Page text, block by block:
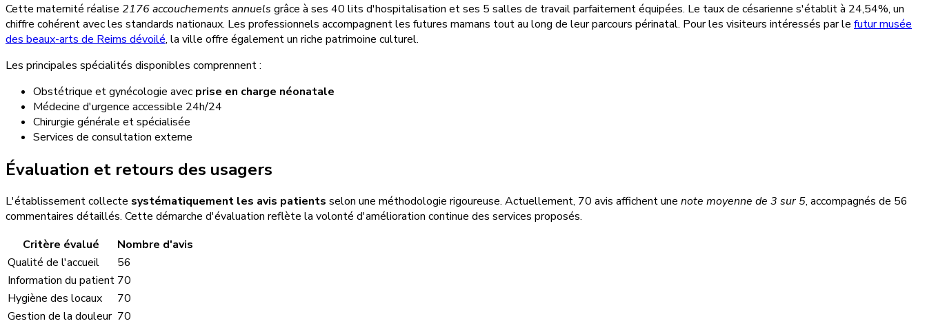
Cette maternité réalise 2176 accouchements annuels grâce à ses 40 lits d'hospitalisation et ses 5 salles de travail parfaitement équipées. Le taux de césarienne s'établit à 24,54%, un
chiffre cohérent avec les standards nationaux. Les professionnels accompagnent les futures mamans tout au long de leur parcours périnatal. Pour les visiteurs intéressés par le futur musée
des beaux-arts de Reims dévoilé, la ville offre également un riche patrimoine culturel.
Les principales spécialités disponibles comprennent :
Obstétrique et gynécologie avec prise en charge néonatale
Médecine d'urgence accessible 24h/24
Chirurgie générale et spécialisée
Services de consultation externe
Évaluation et retours des usagers
L'établissement collecte systématiquement les avis patients selon une méthodologie rigoureuse. Actuellement, 70 avis affichent une note moyenne de 3 sur 5, accompagnés de 56
commentaires détaillés. Cette démarche d'évaluation reflète la volonté d'amélioration continue des services proposés.
Critère évalué
Nombre d'avis
Qualité de l'accueil
56
Information du patient 70
Hygiène des locaux
70
Gestion de la douleur 70